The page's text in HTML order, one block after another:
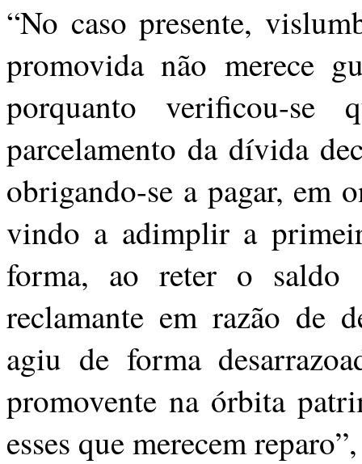
“No caso presente,
promovida não merece
porquanto verificou-se
parcelamento da dívida
obrigando-se a pagar, em
vindo a adimplir a
forma, ao reter o saldo
reclamante em razão de
agiu de forma
promovente na órbita
esses que merecem